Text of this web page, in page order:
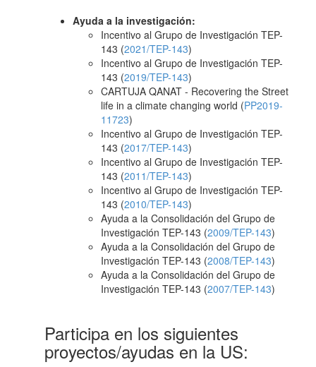
Ayuda a la investigación:
Incentivo al Grupo de Investigación TEP-
143 (2021/TEP-143)
Incentivo al Grupo de Investigación TEP-
143 (2019/TEP-143)
CARTUJA QANAT - Recovering the Street
life in a climate changing world (PP2019-
11723)
Incentivo al Grupo de Investigación TEP-
143 (2017/TEP-143)
Incentivo al Grupo de Investigación TEP-
143 (2011/TEP-143)
Incentivo al Grupo de Investigación TEP-
143 (2010/TEP-143)
Ayuda a la Consolidación del Grupo de
Investigación TEP-143 (2009/TEP-143)
Ayuda a la Consolidación del Grupo de
Investigación TEP-143 (2008/TEP-143)
Ayuda a la Consolidación del Grupo de
Investigación TEP-143 (2007/TEP-143)
Participa en los siguientes
proyectos/ayudas en la US: